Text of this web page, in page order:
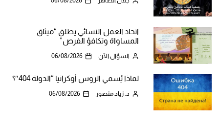
اتحاد العمل النسائي يطلق “ميثاق
المساواة وتكافؤ الفرص”
السؤال الآن 06/08/2026
لماذا يُسمي الروس أوكرانيا “الدولة 404″؟
د. زياد منصور 06/08/2026